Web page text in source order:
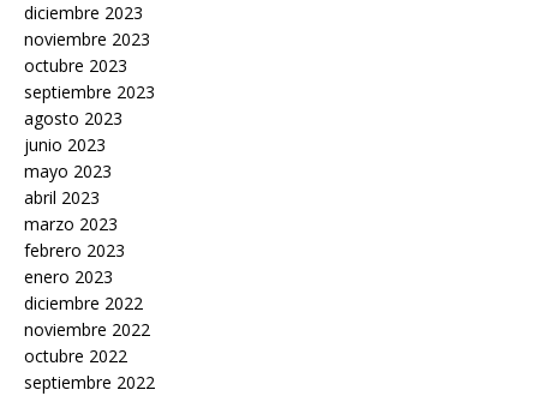
diciembre 2023
noviembre 2023
octubre 2023
septiembre 2023
agosto 2023
junio 2023
mayo 2023
abril 2023
marzo 2023
febrero 2023
enero 2023
diciembre 2022
noviembre 2022
octubre 2022
septiembre 2022